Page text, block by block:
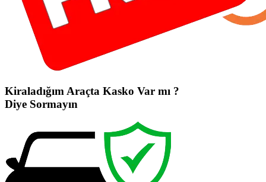
Kiraladığım Araçta Kasko Var mı ?
Diye Sormayın